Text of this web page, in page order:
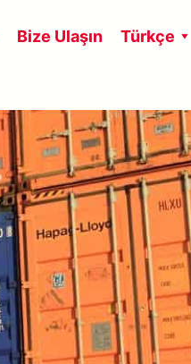
Bize Ulaşın Türkçe